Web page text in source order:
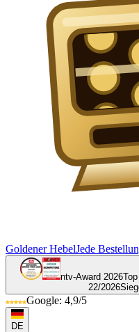
Goldener HebelJede
ntv-Award 2026
22/2026
Google: 4,9/5
DE